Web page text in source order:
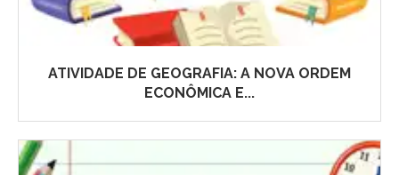
ATIVIDADE DE GEOGRAFIA: A NOVA ORDEM
ECONÔMICA E...